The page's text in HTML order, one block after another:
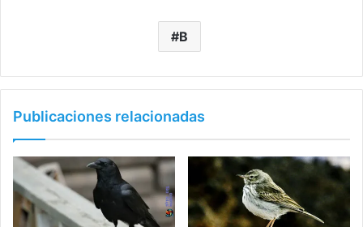
B
Publicaciones relacionadas